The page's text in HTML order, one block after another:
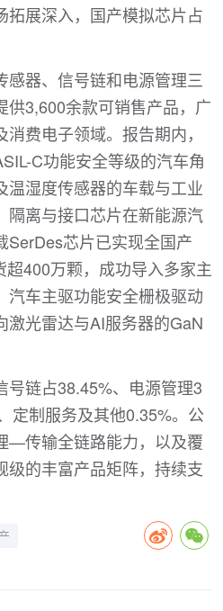
拓展深入，国产模拟芯片占
感器、信号链和电源管理三
供3,600余款可销售产品，广
费电子领域。报告期内，
C功能安全等级的汽车角
温湿度传感器的车载与工业
隔离与接口芯片在新能源汽
SerDes芯片已实现全国产
400万颗，成功导入多家主
汽车主驱功能安全栅极驱动
激光雷达与AI服务器的GaN
号链占38.45%、电源管理3
定制服务及其他0.35%。公
—传输全链路能力，以及覆
级的丰富产品矩阵，持续支